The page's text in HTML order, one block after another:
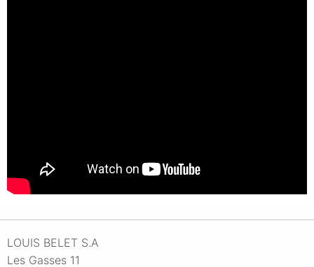
LOUIS BELET S.A
Les Gasses 11